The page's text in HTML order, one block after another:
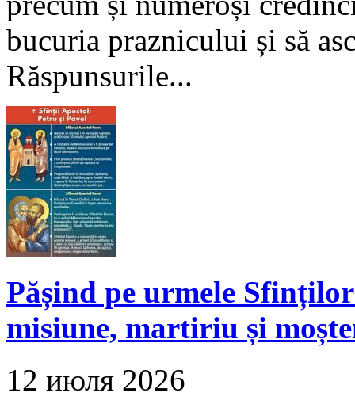
bucuria praznicului și să
Răspunsurile...
Pășind pe urmele
misiune, martiriu și
12 июля 2026